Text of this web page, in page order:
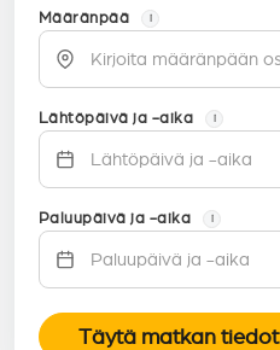
Määränpää i
Lähtöpäivä ja -aika i
Paluupäivä ja -aika i
Täytä matkan tiedot